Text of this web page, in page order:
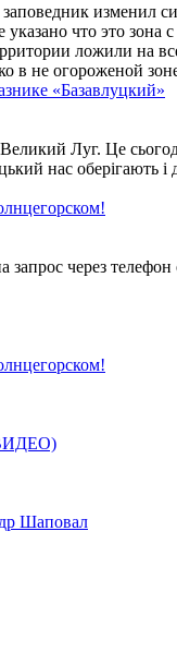
изменил
что это
ложили на
в не огороженой
«Базавлуцкий»
Луг. Це
нас оберігають
через
Шаповал